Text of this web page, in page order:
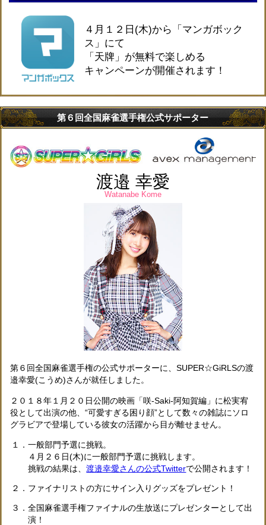
４月１２日(木)から「マンガボック
ス」にて
「天牌」が無料で楽しめる
キャンペーンが開催されます！
第６回全国麻雀選手権公式サポーター
渡邉 幸愛
Watanabe Kome
第６回全国麻雀選手権の公式サポーターに、SUPER☆GiRLSの渡
邉幸愛(こうめ)さんが就任しました。
２０１８年１月２０日公開の映画「咲-Saki-阿知賀編」に松実宥
役として出演の他、“可愛すぎる困り顔”として数々の雑誌にソロ
グラビアで登場している彼女の活躍から目が離せません。
１．一般部門予選に挑戦。
４月２６日(木)に一般部門予選に挑戦します。
挑戦の結果は、渡邉幸愛さんの公式Twitterで公開されます！
２．ファイナリストの方にサイン入りグッズをプレゼント！
３．全国麻雀選手権ファイナルの生放送にプレゼンターとして出
演！